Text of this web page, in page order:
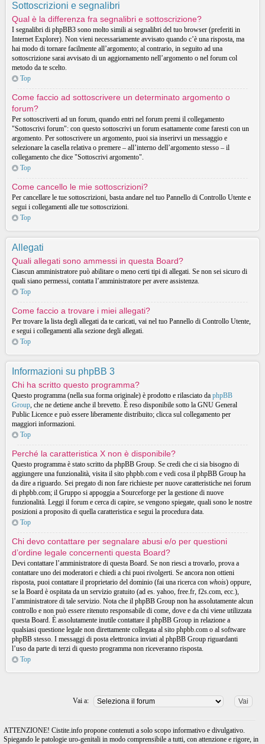
Sottoscrizioni e segnalibri
Qual è la differenza fra segnalibri e sottoscrizione?
I segnalibri di phpBB3 sono molto simili ai segnalibri del tuo browser (preferiti in
Internet Explorer). Non vieni necessariamente avvisato quando c’è una risposta, ma
hai modo di tornare facilmente all’argomento; al contrario, in seguito ad una
sottoscrizione sarai avvisato di un aggiornamento nell’argomento o nel forum col
metodo da te scelto.
Top
Come faccio ad sottoscrivere un determinato argomento o
forum?
Per sottoscriverti ad un forum, quando entri nel forum premi il collegamento
"Sottoscrivi forum": con questo sottoscrivi un forum esattamente come faresti con un
argomento. Per sottoscrivere un argomento, puoi sia inserirvi un messaggio e
selezionare la casella relativa o premere – all’interno dell’argomento stesso – il
collegamento che dice "Sottoscrivi argomento".
Top
Come cancello le mie sottoscrizioni?
Per cancellare le tue sottoscrizioni, basta andare nel tuo Pannello di Controllo Utente e
segui i collegamenti alle tue sottoscrizioni.
Top
Allegati
Quali allegati sono ammessi in questa Board?
Ciascun amministratore può abilitare o meno certi tipi di allegati. Se non sei sicuro di
quali siano permessi, contatta l’amministratore per avere assistenza.
Top
Come faccio a trovare i miei allegati?
Per trovare la lista degli allegati da te caricati, vai nel tuo Pannello di Controllo Utente,
e segui i collegamenti alla sezione degli allegati.
Top
Informazioni su phpBB 3
Chi ha scritto questo programma?
Questo programma (nella sua forma originale) è prodotto e rilasciato da phpBB
Group, che ne detiene anche il brevetto. È reso disponibile sotto la GNU General
Public Licence e può essere liberamente distribuito; clicca sul collegamento per
maggiori informazioni.
Top
Perché la caratteristica X non è disponibile?
Questo programma è stato scritto da phpBB Group. Se credi che ci sia bisogno di
aggiungere una funzionalità, visita il sito phpbb.com e vedi cosa il phpBB Group ha
da dire a riguardo. Sei pregato di non fare richieste per nuove caratteristiche nei forum
di phpbb.com; il Gruppo si appoggia a Sourceforge per la gestione di nuove
funzionalità. Leggi il forum e cerca di capire, se vengono spiegate, quali sono le nostre
posizioni a proposito di quella caratteristica e segui la procedura data.
Top
Chi devo contattare per segnalare abusi e/o per questioni
d’ordine legale concernenti questa Board?
Devi contattare l’amministratore di questa Board. Se non riesci a trovarlo, prova a
contattare uno dei moderatori e chiedi a chi puoi rivolgerti. Se ancora non ottieni
risposta, puoi contattare il proprietario del dominio (fai una ricerca con whois) oppure,
se la Board è ospitata da un servizio gratuito (ad es. yahoo, free.fr, f2s.com, ecc.),
l’amministratore di tale servizio. Nota che il phpBB Group non ha assolutamente alcun
controllo e non può essere ritenuto responsabile di come, dove e da chi viene utilizzata
questa Board. È assolutamente inutile contattare il phpBB Group in relazione a
qualsiasi questione legale non direttamente collegata al sito phpbb.com o al software
phpBB stesso. I messaggi di posta elettronica inviati al phpBB Group riguardanti
l’uso da parte di terzi di questo programma non riceveranno risposta.
Top
Vai a:
ATTENZIONE! Cistite.info propone contenuti a solo scopo informativo e divulgativo.
Spiegando le patologie uro-genitali in modo comprensibile a tutti, con attenzione e rigore, in